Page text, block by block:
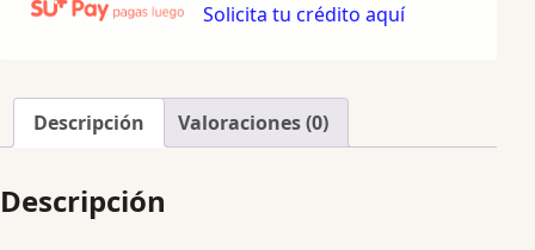
Solicita tu crédito aquí
Descripción Valoraciones (0)
Descripción